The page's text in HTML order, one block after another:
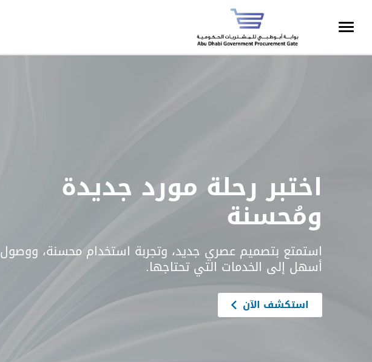
اختبر رحلة مورد جديدة
ومُحسنة
استمتع بتصميم عصري جديد، وتجربة استخدام محسنة، ووصول
أسهل إلى الخدمات التي تحتاجها.
استكشف الآن